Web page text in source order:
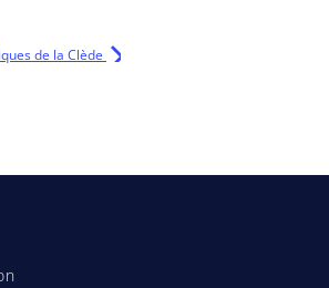
de la Clède